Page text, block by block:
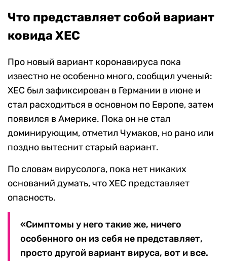
Что представляет собой вариант
ковида XEC
Про новый вариант коронавируса пока
известно не особенно много, сообщил ученый:
XEC был зафиксирован в Германии в июне и
стал расходиться в основном по Европе, затем
появился в Америке. Пока он не стал
доминирующим, отметил Чумаков, но рано или
поздно вытеснит старый вариант.
По словам вирусолога, пока нет никаких
оснований думать, что XEC представляет
опасность.
«Симптомы у него такие же, ничего
особенного он из себя не представляет,
просто другой вариант вируса, вот и все.